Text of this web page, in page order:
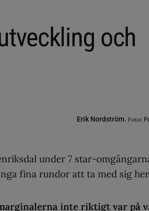
och
Erik Nordström. Foto:
under 7 star-
fina rundor att ta med sig
inte riktigt var på